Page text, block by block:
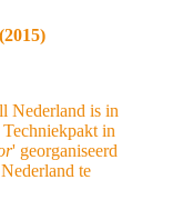
Nederland is in
in
' georganiseerd
te